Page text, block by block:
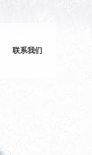
联系我们